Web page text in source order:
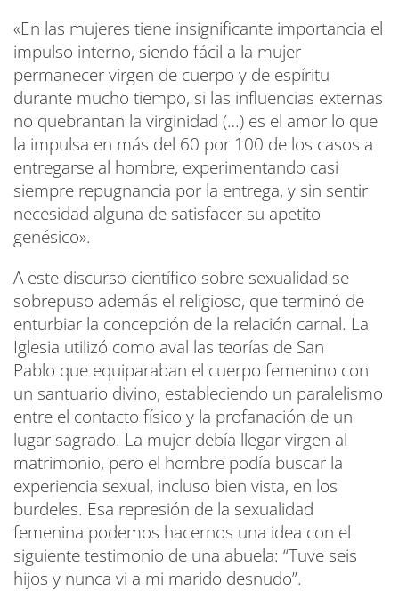
«En las mujeres tiene insignificante importancia el
impulso interno, siendo fácil a la mujer
permanecer virgen de cuerpo y de espíritu
durante mucho tiempo, si las influencias externas
no quebrantan la virginidad (…) es el amor lo que
la impulsa en más del 60 por 100 de los casos a
entregarse al hombre, experimentando casi
siempre repugnancia por la entrega, y sin sentir
necesidad alguna de satisfacer su apetito
genésico».
A este discurso científico sobre sexualidad se
sobrepuso además el religioso, que terminó de
enturbiar la concepción de la relación carnal. La
Iglesia utilizó como aval las teorías de San
Pablo que equiparaban el cuerpo femenino con
un santuario divino, estableciendo un paralelismo
entre el contacto físico y la profanación de un
lugar sagrado. La mujer debía llegar virgen al
matrimonio, pero el hombre podía buscar la
experiencia sexual, incluso bien vista, en los
burdeles. Esa represión de la sexualidad
femenina podemos hacernos una idea con el
siguiente testimonio de una abuela: “Tuve seis
hijos y nunca vi a mi marido desnudo”.